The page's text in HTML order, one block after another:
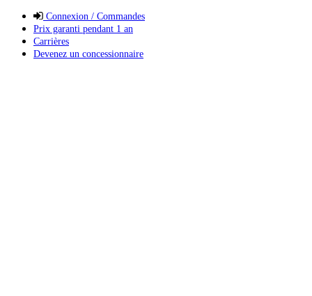
Connexion / Commandes
Prix garanti pendant 1 an
Carrières
Devenez un concessionnaire